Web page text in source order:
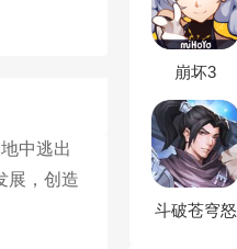
中逃出
展，创造
崩坏3
斗破苍穹怒